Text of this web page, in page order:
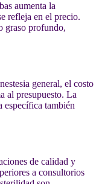
aumenta la
refleja en el precio.
graso profundo,
general, el costo
al presupuesto. La
específica también
de calidad y
a consultorios